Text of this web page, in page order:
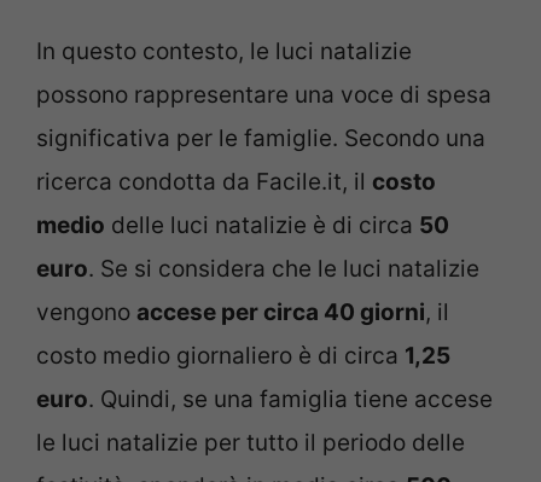
In questo contesto, le luci natalizie
possono rappresentare una voce di spesa
significativa per le famiglie. Secondo una
ricerca condotta da Facile.it, il costo
medio delle luci natalizie è di circa 50
euro. Se si considera che le luci natalizie
vengono accese per circa 40 giorni, il
costo medio giornaliero è di circa 1,25
euro. Quindi, se una famiglia tiene accese
le luci natalizie per tutto il periodo delle